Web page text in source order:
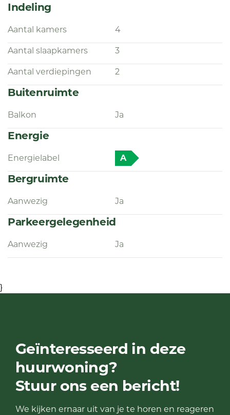
proces begeleid. Bezichtigingen plannen wij
uitsluitend via dit systeem, zodat iedereen op
Indeling
Aantal kamers 4
Aantal slaapkamers 3
Aantal verdiepingen 2
Buitenruimte
Balkon Ja
Energie
Energielabel A
Bergruimte
Aanwezig Ja
Parkeergelegenheid
Aanwezig Ja
}
Geïnteresseerd in deze
huurwoning?
Stuur ons een bericht!
We kijken ernaar uit van je te horen en reageren